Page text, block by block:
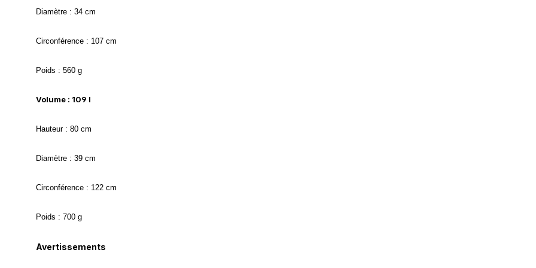
Diamètre : 34 cm
Circonférence : 107 cm
Poids : 560 g
Volume : 109 l
Hauteur : 80 cm
Diamètre : 39 cm
Circonférence : 122 cm
Poids : 700 g
Avertissements